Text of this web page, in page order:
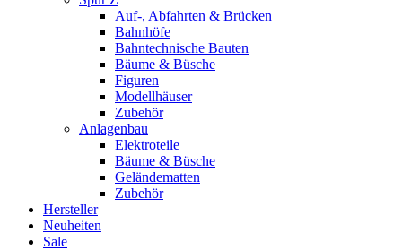
Auf-, Abfahrten & Brücken
Bahnhöfe
Bahntechnische Bauten
Bäume & Büsche
Figuren
Modellhäuser
Zubehör
Anlagenbau
Elektroteile
Bäume & Büsche
Geländematten
Zubehör
Hersteller
Neuheiten
Sale